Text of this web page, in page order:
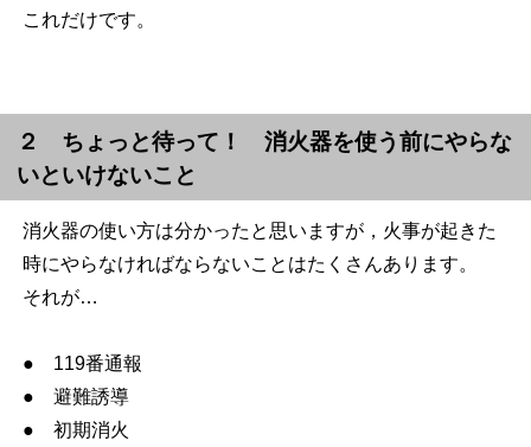
これだけです。
２ ちょっと待って！ 消火器を使う前にやらな
いといけないこと
消火器の使い方は分かったと思いますが，火事が起きた
時にやらなければならないことはたくさんあります。
それが…
● 119番通報
● 避難誘導
● 初期消火